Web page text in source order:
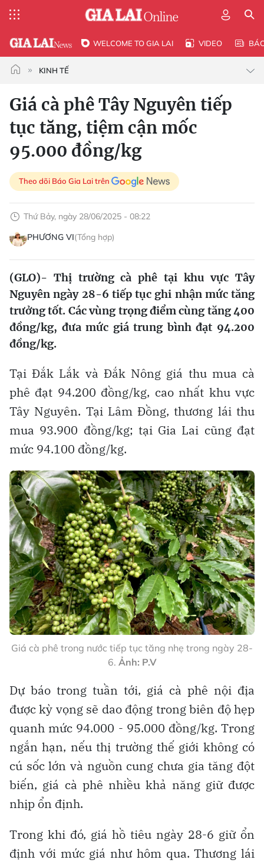
WELCOME TO GIA LAI VIDEO
KINH TẾ
Giá cà phê Tây Nguyên tiếp
tục tăng, tiệm cận mốc
95.000 đồng/kg
Theo dõi Báo Gia Lai trên
Thứ Bảy, ngày 28/06/2025 - 08:22
PHƯƠNG VI(Tổng hợp)
(GLO)- Thị trường cà phê tại khu vực Tây
Nguyên ngày 28-6 tiếp tục ghi nhận mức tăng
trưởng tốt. Các vùng trọng điểm cùng tăng 400
đồng/kg, đưa mức giá trung bình đạt 94.200
đồng/kg.
Tại Đắk Lắk và Đắk Nông giá thu mua cà
phê đạt 94.200 đồng/kg, cao nhất khu vực
Tây Nguyên. Tại Lâm Đồng, thương lái thu
mua 93.900 đồng/kg; tại Gia Lai cũng đạt
mức 94.100 đồng/kg.
Giá cà phê trong nước tiếp tục tăng nhẹ trong ngày 28-
6. Ảnh: P.V
Dự báo trong tuần tới, giá cà phê nội địa
được kỳ vọng sẽ dao động trong biên độ hẹp
quanh mức 94.000 - 95.000 đồng/kg. Trong
ngắn hạn, nếu thị trường thế giới không có
cú sốc lớn và nguồn cung chưa gia tăng đột
biến, giá cà phê nhiều khả năng giữ được
nhịp ổn định.
Trong khi đó, giá hồ tiêu ngày 28-6 giữ ổn
định với mức giá như hôm qua. Thương lái